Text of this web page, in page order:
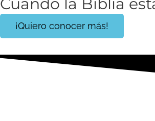
Cuando la Biblia
¡Quiero conocer más!